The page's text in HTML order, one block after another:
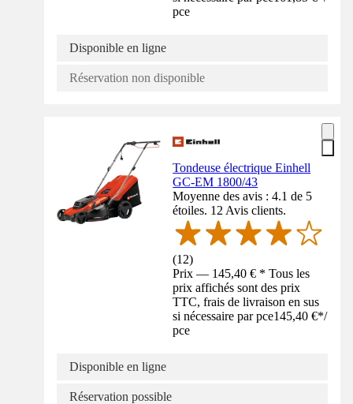
pce
Disponible en ligne
Réservation non disponible
Tondeuse électrique Einhell
GC-EM 1800/43
Moyenne des avis : 4.1 de 5
étoiles. 12 Avis clients.
(12)
Prix — 145,40 € * Tous les
prix affichés sont des prix
TTC, frais de livraison en sus
si nécessaire par pce145,40 €*/
pce
Disponible en ligne
Réservation possible